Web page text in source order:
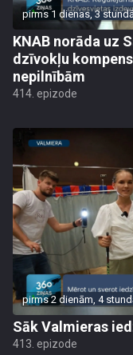
pirms 1 dienas, 3
KNAB norāda uz
dzīvokļu
nepilnībām
414. epizode
pirms 2 dienām, 4
Sāk Valmieras
413. epizode